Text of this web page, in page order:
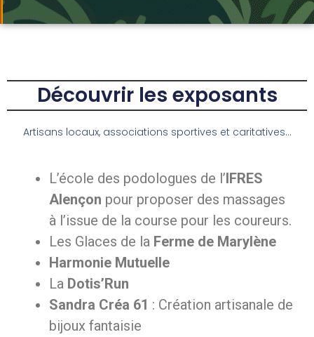
Découvrir les exposants
Artisans locaux, associations sportives et caritatives...
L’école des podologues de l’IFRES
Alençon pour proposer des massages
à l’issue de la course pour les coureurs.
Les Glaces de la Ferme de Marylène
Harmonie Mutuelle
La Dotis’Run
Sandra Créa 61 : Création artisanale de
bijoux fantaisie